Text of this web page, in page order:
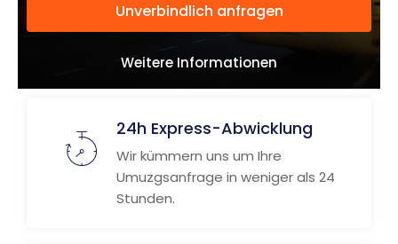
Unverbindlich anfragen
Weitere Informationen
24h Express-Abwicklung
Wir kümmern uns um Ihre
Umuzgsanfrage in weniger als 24
Stunden.